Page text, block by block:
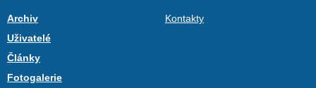
Archiv
Uživatelé
Články
Fotogalerie
Kontakty